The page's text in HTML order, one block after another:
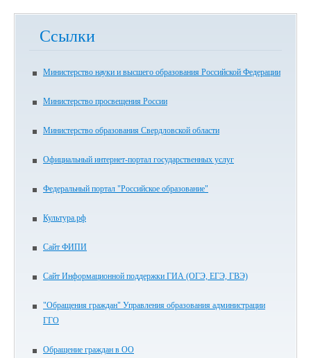
Ссылки
Министерство науки и высшего образования Российской Федерации
Министерство просвещения России
Министерство образования Свердловской области
Официальный интернет-портал государственных услуг
Федеральный портал "Российское образование"
Культура.рф
Сайт ФИПИ
Сайт Информационной поддержки ГИА (ОГЭ, ЕГЭ, ГВЭ)
"Обращения граждан" Управления образования администрации
ГГО
Обращение граждан в ОО